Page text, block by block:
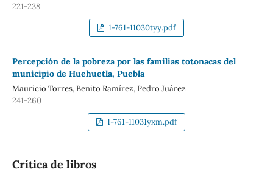
221-238
1-761-11030tyy.pdf
Percepción de la pobreza por las familias totonacas del
municipio de Huehuetla, Puebla
Mauricio Torres, Benito Ramírez, Pedro Juárez
241-260
1-761-11031yxm.pdf
Crítica de libros